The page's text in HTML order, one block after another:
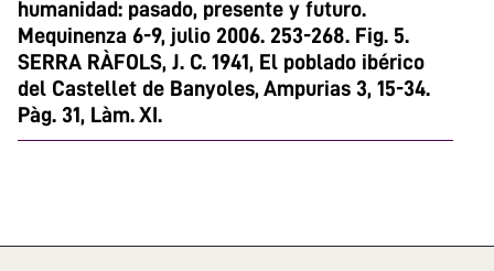
humanidad: pasado, presente y futuro.
Mequinenza 6-9, julio 2006. 253-268. Fig. 5.
SERRA RÀFOLS, J. C. 1941, El poblado ibérico
del Castellet de Banyoles, Ampurias 3, 15-34.
Pàg. 31, Làm. XI.